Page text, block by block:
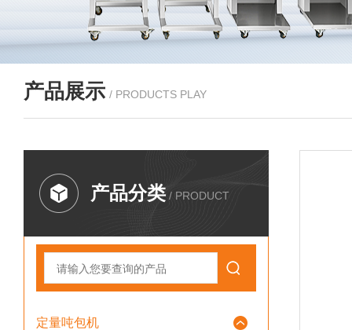
产品展示 / PRODUCTS PLAY
产品分类 / PRODUCT
定量吨包机